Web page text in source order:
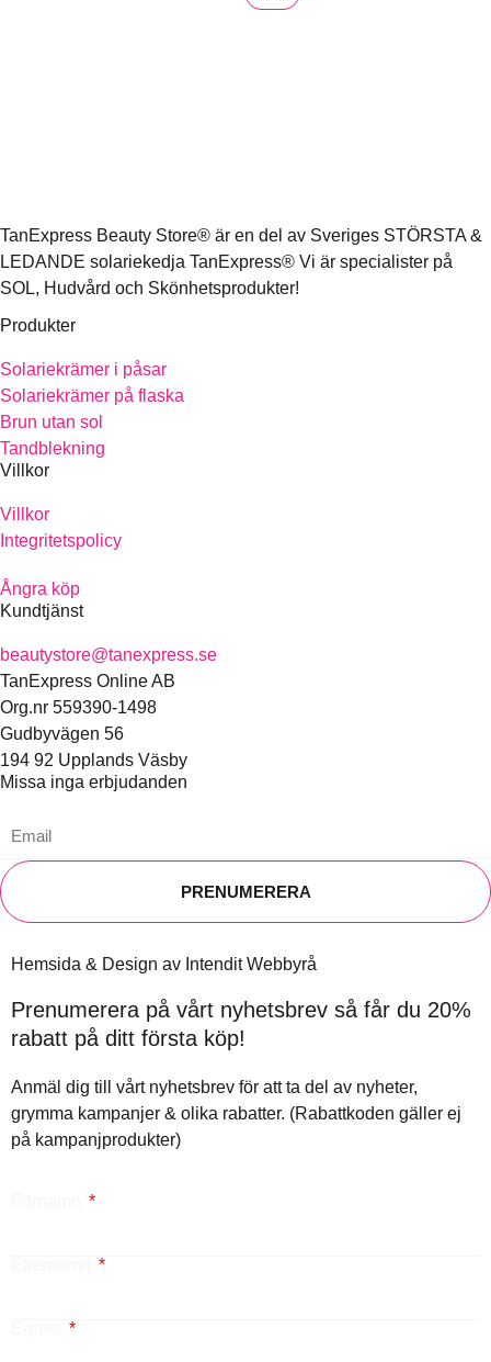
TanExpress Beauty Store® är en del av Sveriges STÖRSTA &
LEDANDE solariekedja TanExpress® Vi är specialister på
SOL, Hudvård och Skönhetsprodukter!
Produkter
Solariekrämer i påsar
Solariekrämer på flaska
Brun utan sol
Tandblekning
Villkor
Villkor
Integritetspolicy
Ångra köp
Kundtjänst
beautystore@tanexpress.se
TanExpress Online AB
Org.nr 559390-1498
Gudbyvägen 56
194 92 Upplands Väsby
Missa inga erbjudanden
PRENUMERERA
Hemsida & Design av Intendit Webbyrå
Prenumerera på vårt nyhetsbrev så får du 20%
rabatt på ditt första köp!
Anmäl dig till vårt nyhetsbrev för att ta del av nyheter,
grymma kampanjer & olika rabatter. (Rabattkoden gäller ej
på kampanjprodukter)